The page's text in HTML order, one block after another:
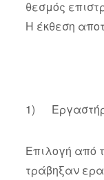
θεσμός
Η έκθεση
1)
Επιλογή από
τράβηξαν